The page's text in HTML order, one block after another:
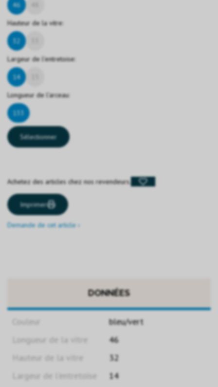
46
Hauteur de la vitre:
Largeur de l'entretoise:
14
Longueur de l'arceau:
133
Sélectionner
Achetez des articles chez nos revendeurs.
Imprimer
Demande de cet article ›
DONNÉES
Couleur
bleu/vert
Longueur de la vitre
46
Hauteur de la vitre
32
Largeur de l'entretoise
14